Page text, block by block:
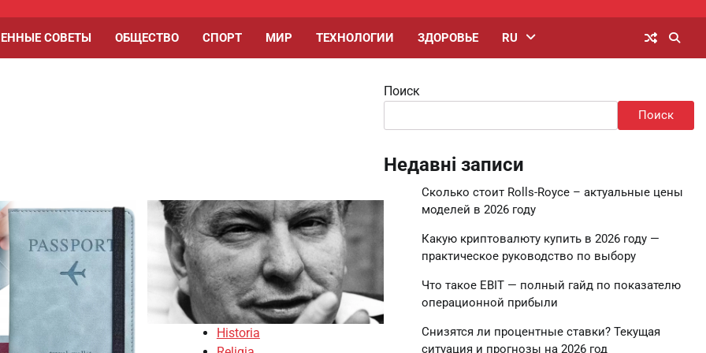
СОВЕТЫ ОБЩЕСТВО СПОРТ МИР ТЕХНОЛОГИИ ЗДОРОВЬЕ RU
Historia
Поиск
Поиск
Недавні записи
Сколько стоит Rolls-Royce – актуальные цены
моделей в 2026 году
Какую криптовалюту купить в 2026 году —
практическое руководство по выбору
Что такое EBIT — полный гайд по показателю
операционной прибыли
Снизятся ли процентные ставки? Текущая
ситуация и прогнозы на 2026 год